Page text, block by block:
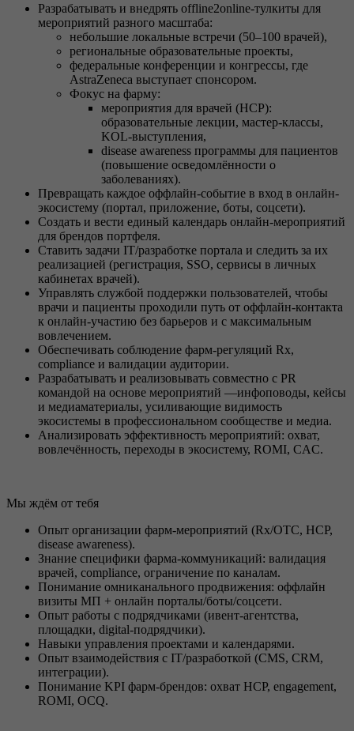
Разрабатывать и внедрять offline2online-тулкиты для
мероприятий разного масштаба:
небольшие локальные встречи (50–100 врачей),
региональные образовательные проекты,
федеральные конференции и конгрессы, где
AstraZeneca выступает спонсором.
Фокус на фарму:
мероприятия для врачей (HCP):
образовательные лекции, мастер-классы,
KOL-выступления,
disease awareness программы для пациентов
(повышение осведомлённости о
заболеваниях).
Превращать каждое оффлайн-событие в вход в онлайн-
экосистему (портал, приложение, боты, соцсети).
Создать и вести единый календарь онлайн-мероприятий
для брендов портфеля.
Ставить задачи IT/разработке портала и следить за их
реализацией (регистрация, SSO, сервисы в личных
кабинетах врачей).
Управлять службой поддержки пользователей, чтобы
врачи и пациенты проходили путь от оффлайн-контакта
к онлайн-участию без барьеров и с максимальным
вовлечением.
Обеспечивать соблюдение фарм-регуляций Rx,
compliance и валидации аудитории.
Разрабатывать и реализовывать совместно с PR
командой на основе мероприятий —инфоповоды, кейсы
и медиаматериалы, усиливающие видимость
экосистемы в профессиональном сообществе и медиа.
Анализировать эффективность мероприятий: охват,
вовлечённость, переходы в экосистему, ROMI, CAC.
Мы ждём от тебя
Опыт организации фарм-мероприятий (Rx/OTC, HCP,
disease awareness).
Знание специфики фарма-коммуникаций: валидация
врачей, compliance, ограничение по каналам.
Понимание омниканального продвижения: оффлайн
визиты МП + онлайн порталы/боты/соцсети.
Опыт работы с подрядчиками (ивент-агентства,
площадки, digital-подрядчики).
Навыки управления проектами и календарями.
Опыт взаимодействия с IT/разработкой (CMS, CRM,
интеграции).
Понимание KPI фарм-брендов: охват HCP, engagement,
ROMI, OCQ.